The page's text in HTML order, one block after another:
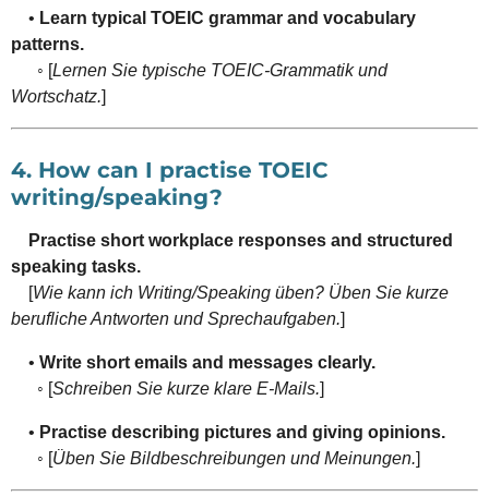
• Learn typical TOEIC grammar and vocabulary
patterns.
◦ [Lernen Sie typische TOEIC-Grammatik und
Wortschatz.]
4. How can I practise TOEIC
writing/speaking?
Practise short workplace responses and structured
speaking tasks.
[Wie kann ich Writing/Speaking üben? Üben Sie kurze
berufliche Antworten und Sprechaufgaben.]
• Write short emails and messages clearly.
◦ [Schreiben Sie kurze klare E-Mails.]
• Practise describing pictures and giving opinions.
◦ [Üben Sie Bildbeschreibungen und Meinungen.]